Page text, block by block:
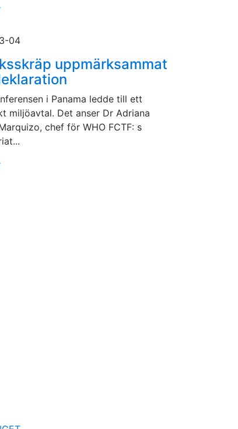
04
uppmärksammat
i Panama ledde till ett
miljöavtal. Det anser Dr Adriana
chef för WHO FCTF: s